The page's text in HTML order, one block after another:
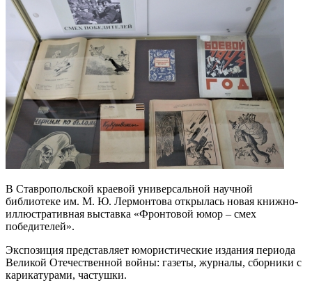
В Ставропольской краевой универсальной научной
библиотеке им. М. Ю. Лермонтова открылась новая книжно-
иллюстративная выставка «Фронтовой юмор – смех
победителей».
Экспозиция представляет юмористические издания периода
Великой Отечественной войны: газеты, журналы, сборники с
карикатурами, частушки.